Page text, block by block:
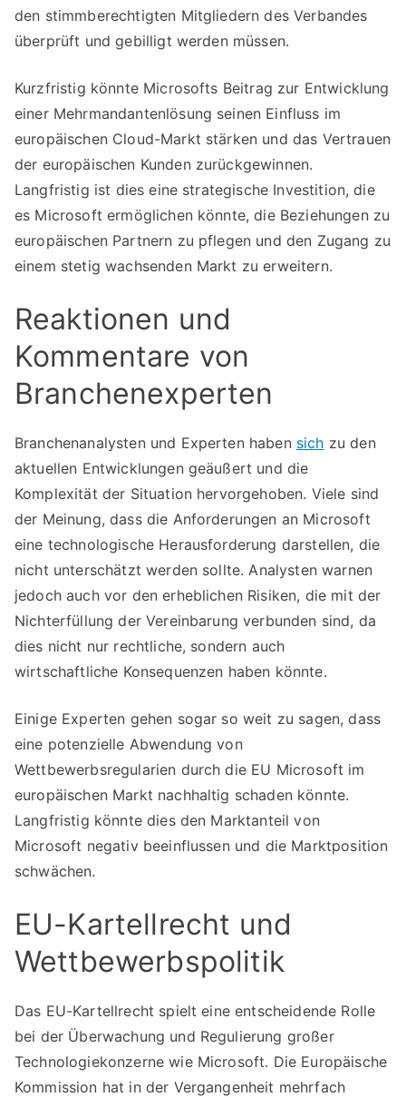
den stimmberechtigten Mitgliedern des Verbandes
überprüft und gebilligt werden müssen.
Kurzfristig könnte Microsofts Beitrag zur Entwicklung
einer Mehrmandantenlösung seinen Einfluss im
europäischen Cloud-Markt stärken und das Vertrauen
der europäischen Kunden zurückgewinnen.
Langfristig ist dies eine strategische Investition, die
es Microsoft ermöglichen könnte, die Beziehungen zu
europäischen Partnern zu pflegen und den Zugang zu
einem stetig wachsenden Markt zu erweitern.
Reaktionen und
Kommentare von
Branchenexperten
Branchenanalysten und Experten haben sich zu den
aktuellen Entwicklungen geäußert und die
Komplexität der Situation hervorgehoben. Viele sind
der Meinung, dass die Anforderungen an Microsoft
eine technologische Herausforderung darstellen, die
nicht unterschätzt werden sollte. Analysten warnen
jedoch auch vor den erheblichen Risiken, die mit der
Nichterfüllung der Vereinbarung verbunden sind, da
dies nicht nur rechtliche, sondern auch
wirtschaftliche Konsequenzen haben könnte.
Einige Experten gehen sogar so weit zu sagen, dass
eine potenzielle Abwendung von
Wettbewerbsregularien durch die EU Microsoft im
europäischen Markt nachhaltig schaden könnte.
Langfristig könnte dies den Marktanteil von
Microsoft negativ beeinflussen und die Marktposition
schwächen.
EU-Kartellrecht und
Wettbewerbspolitik
Das EU-Kartellrecht spielt eine entscheidende Rolle
bei der Überwachung und Regulierung großer
Technologiekonzerne wie Microsoft. Die Europäische
Kommission hat in der Vergangenheit mehrfach